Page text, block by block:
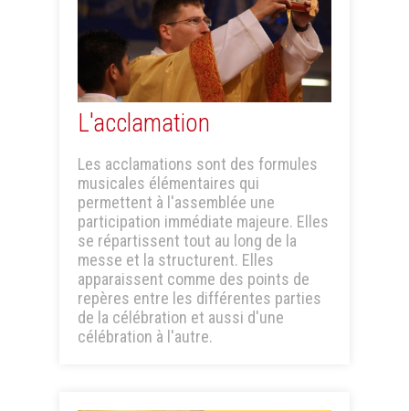
L'acclamation
Les acclamations sont des formules
musicales élémentaires qui
permettent à l'assemblée une
participation immédiate majeure. Elles
se répartissent tout au long de la
messe et la structurent. Elles
apparaissent comme des points de
repères entre les différentes parties
de la célébration et aussi d'une
célébration à l'autre.